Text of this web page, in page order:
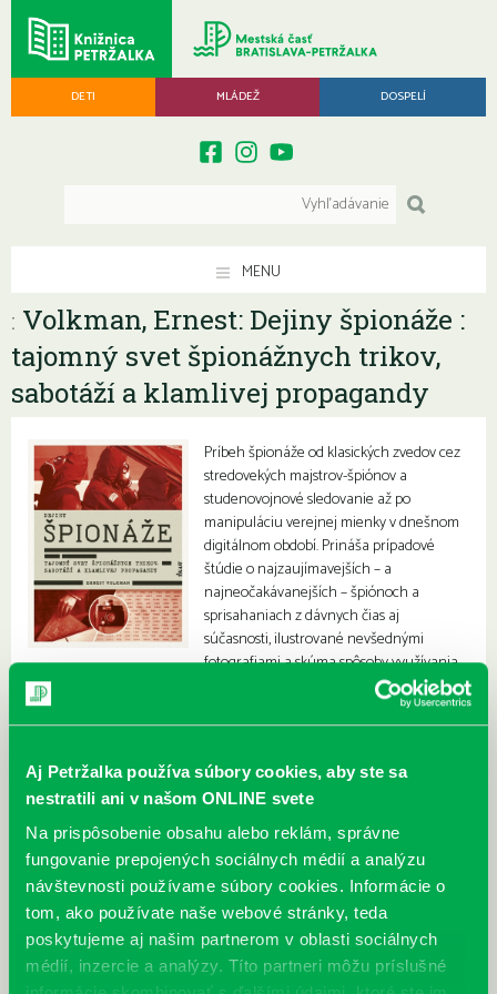
Aj Petržalka používa súbory cookies, aby ste sa
nestratili ani v našom ONLINE svete
Na prispôsobenie obsahu alebo reklám, správne
fungovanie prepojených sociálnych médií a analýzu
návštevnosti používame súbory cookies. Informácie o
tom, ako používate naše webové stránky, teda
poskytujeme aj našim partnerom v oblasti sociálnych
médií, inzercie a analýzy. Títo partneri môžu príslušné
DETI MLÁDEŽ DOSPELÍ
MENU
: Volkman, Ernest: Dejiny špionáže :
tajomný svet špionážnych trikov,
sabotáží a klamlivej propagandy
Príbeh špionáže od klasických zvedov cez
stredovekých majstrov-špiónov a
studenovojnové sledovanie až po
manipuláciu verejnej mienky v dnešnom
digitálnom období. Prináša prípadové
štúdie o najzaujímavejších – a
najneočakávanejších – špiónoch a
sprisahaniach z dávnych čias aj
súčasnosti, ilustrované nevšednými
fotografiami a skúma spôsoby využívania
a funkciu dnešnej digitálnej techniky a médií.